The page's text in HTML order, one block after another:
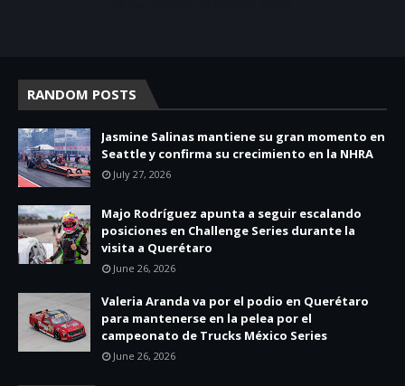
RANDOM POSTS
Jasmine Salinas mantiene su gran momento en
Seattle y confirma su crecimiento en la NHRA
July 27, 2026
Majo Rodríguez apunta a seguir escalando
posiciones en Challenge Series durante la
visita a Querétaro
June 26, 2026
Valeria Aranda va por el podio en Querétaro
para mantenerse en la pelea por el
campeonato de Trucks México Series
June 26, 2026